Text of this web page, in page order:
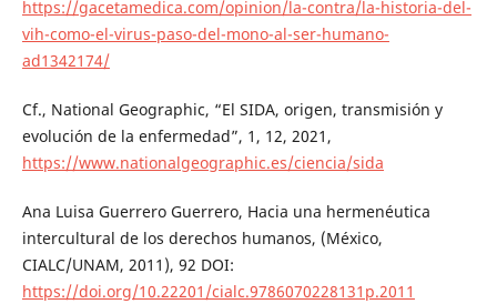
https://gacetamedica.com/opinion/la-contra/la-historia-del-
vih-como-el-virus-paso-del-mono-al-ser-humano-
ad1342174/
Cf., National Geographic, “El SIDA, origen, transmisión y
evolución de la enfermedad”, 1, 12, 2021,
https://www.nationalgeographic.es/ciencia/sida
Ana Luisa Guerrero Guerrero, Hacia una hermenéutica
intercultural de los derechos humanos, (México,
CIALC/UNAM, 2011), 92 DOI:
https://doi.org/10.22201/cialc.9786070228131p.2011